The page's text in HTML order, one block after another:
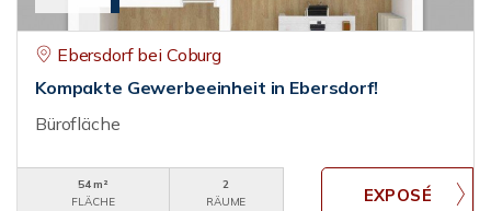
Ebersdorf bei Coburg
Kompakte Gewerbeeinheit in Ebersdorf!
Bürofläche
54 m²
FLÄCHE
2
RÄUME